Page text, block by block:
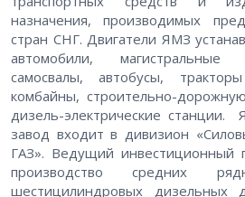
назначения, производимых
стран СНГ. Двигатели ЯМЗ
автомобили, магистральные
самосвалы, автобусы,
комбайны, строительно-
дизель-электрические станции.
завод входит в дивизион
ГАЗ». Ведущий инвестиционный
производство средних
шестицилиндровых дизельных